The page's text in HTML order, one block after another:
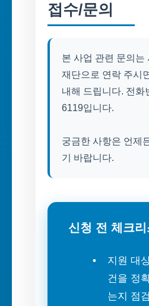
접수/문의
본 사업 관련 문의는
재단으로 연락 주시
내해 드립니다. 전화
6119입니다.
궁금한 사항은 언제
기 바랍니다.
신청 전 체크
지원 대
건을 정
는지 점검